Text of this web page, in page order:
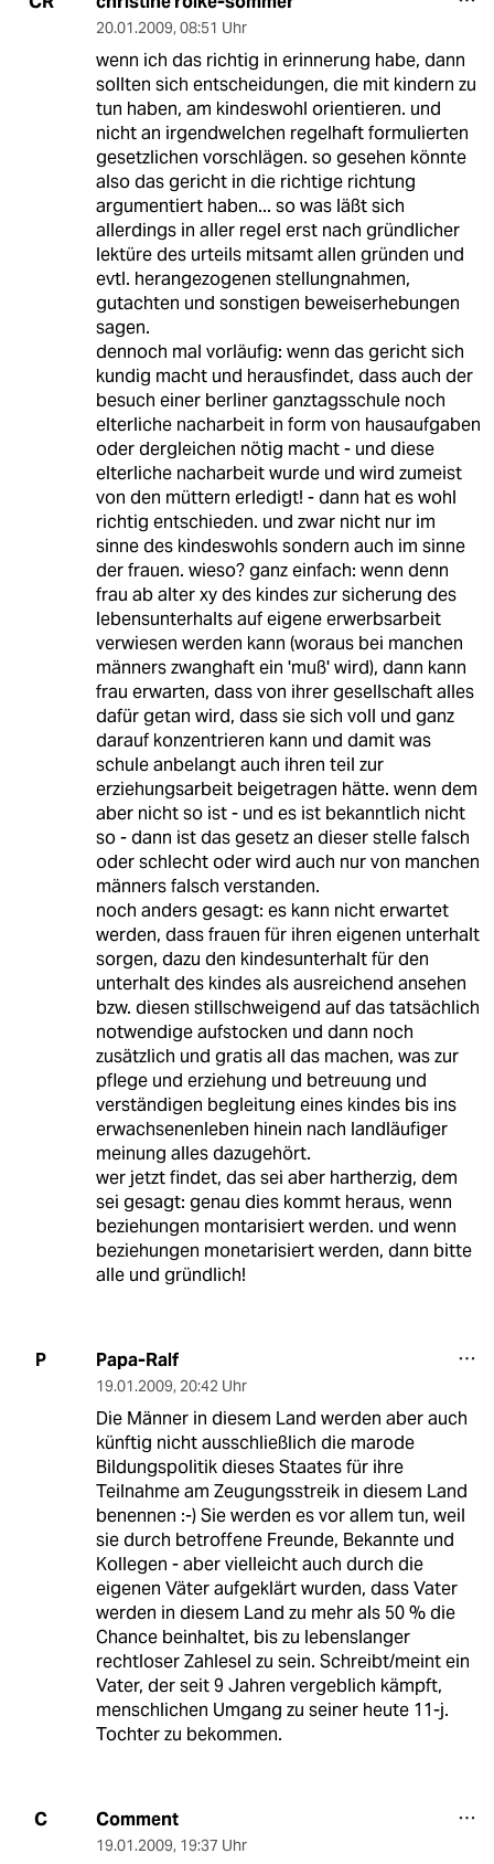
20.01.2009, 08:51 Uhr
wenn ich das richtig in erinnerung habe, dann
sollten sich entscheidungen, die mit kindern zu
tun haben, am kindeswohl orientieren. und
nicht an irgendwelchen regelhaft formulierten
gesetzlichen vorschlägen. so gesehen könnte
also das gericht in die richtige richtung
argumentiert haben... so was läßt sich
allerdings in aller regel erst nach gründlicher
lektüre des urteils mitsamt allen gründen und
evtl. herangezogenen stellungnahmen,
gutachten und sonstigen beweiserhebungen
sagen.
dennoch mal vorläufig: wenn das gericht sich
kundig macht und herausfindet, dass auch der
besuch einer berliner ganztagsschule noch
elterliche nacharbeit in form von hausaufgaben
oder dergleichen nötig macht - und diese
elterliche nacharbeit wurde und wird zumeist
von den müttern erledigt! - dann hat es wohl
richtig entschieden. und zwar nicht nur im
sinne des kindeswohls sondern auch im sinne
der frauen. wieso? ganz einfach: wenn denn
frau ab alter xy des kindes zur sicherung des
lebensunterhalts auf eigene erwerbsarbeit
verwiesen werden kann (woraus bei manchen
männers zwanghaft ein 'muß' wird), dann kann
frau erwarten, dass von ihrer gesellschaft alles
dafür getan wird, dass sie sich voll und ganz
darauf konzentrieren kann und damit was
schule anbelangt auch ihren teil zur
erziehungsarbeit beigetragen hätte. wenn dem
aber nicht so ist - und es ist bekanntlich nicht
so - dann ist das gesetz an dieser stelle falsch
oder schlecht oder wird auch nur von manchen
männers falsch verstanden.
noch anders gesagt: es kann nicht erwartet
werden, dass frauen für ihren eigenen unterhalt
sorgen, dazu den kindesunterhalt für den
unterhalt des kindes als ausreichend ansehen
bzw. diesen stillschweigend auf das tatsächlich
notwendige aufstocken und dann noch
zusätzlich und gratis all das machen, was zur
pflege und erziehung und betreuung und
verständigen begleitung eines kindes bis ins
erwachsenenleben hinein nach landläufiger
meinung alles dazugehört.
wer jetzt findet, das sei aber hartherzig, dem
sei gesagt: genau dies kommt heraus, wenn
beziehungen montarisiert werden. und wenn
beziehungen monetarisiert werden, dann bitte
alle und gründlich!
P Papa-Ralf
19.01.2009, 20:42 Uhr
Die Männer in diesem Land werden aber auch
künftig nicht ausschließlich die marode
Bildungspolitik dieses Staates für ihre
Teilnahme am Zeugungsstreik in diesem Land
benennen :-) Sie werden es vor allem tun, weil
sie durch betroffene Freunde, Bekannte und
Kollegen - aber vielleicht auch durch die
eigenen Väter aufgeklärt wurden, dass Vater
werden in diesem Land zu mehr als 50 % die
Chance beinhaltet, bis zu lebenslanger
rechtloser Zahlesel zu sein. Schreibt/meint ein
Vater, der seit 9 Jahren vergeblich kämpft,
menschlichen Umgang zu seiner heute 11-j.
Tochter zu bekommen.
C Comment
19.01.2009, 19:37 Uhr